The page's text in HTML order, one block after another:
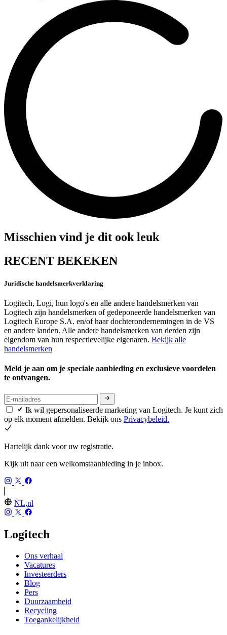
Misschien vind je dit ook leuk
RECENT BEKEKEN
Juridische handelsmerkverklaring
Logitech, Logi, hun logo's en alle andere handelsmerken van
Logitech zijn handelsmerken of gedeponeerde handelsmerken van
Logitech Europe S.A. en/of haar dochterondernemingen in de VS
en andere landen. Alle andere handelsmerken van derden zijn
eigendom van hun respectievelijke eigenaren. Bekijk alle
handelsmerken
Meld je aan om je speciale aanbieding en exclusieve voordelen
te ontvangen.
Ik wil gepersonaliseerde marketing van Logitech. Je kunt zich
op elk moment afmelden. Bekijk ons Privacybeleid.
Hartelijk dank voor uw registratie.
Kijk uit naar een welkomstaanbieding in je inbox.
NL,nl
Logitech
Ons verhaal
Vacatures
Investeerders
Blog
Pers
Duurzaamheid
Recycling
Toegankelijkheid